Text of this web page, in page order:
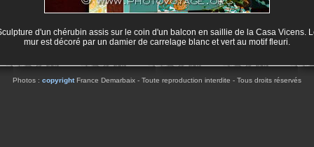
d'un chérubin assis sur le coin d'un balcon en saillie de la Casa Vicens.
mur est décoré par un damier de carrelage blanc et vert au motif fleuri.
Photos : copyrightFrance Demarbaix - Toute reproduction interdite - Tous droits réservés